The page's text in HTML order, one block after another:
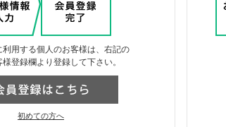
利用する個人のお客様は、右記の
登録欄より登録して下さい。
初めての方へ